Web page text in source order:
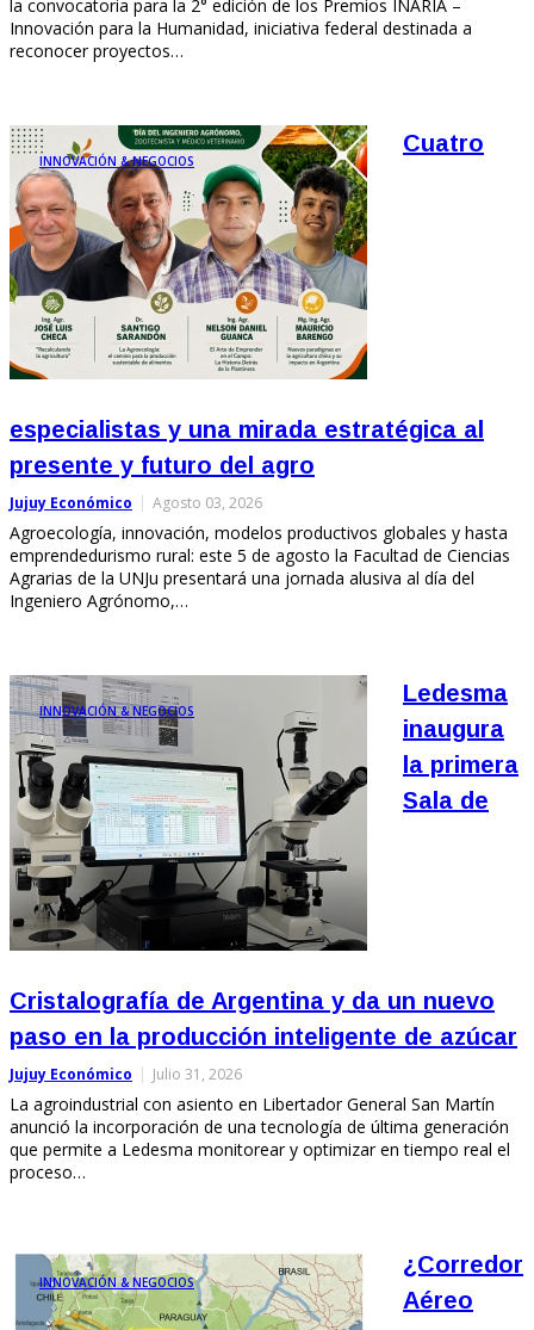
la convocatoria para la 2° edición de los Premios INARIA –
Innovación para la Humanidad, iniciativa federal destinada a
reconocer proyectos…
INNOVACIÓN & NEGOCIOS
Cuatro
especialistas y una mirada estratégica al
presente y futuro del agro
Jujuy Económico Agosto 03, 2026
Agroecología, innovación, modelos productivos globales y hasta
emprendedurismo rural: este 5 de agosto la Facultad de Ciencias
Agrarias de la UNJu presentará una jornada alusiva al día del
Ingeniero Agrónomo,…
INNOVACIÓN & NEGOCIOS
Ledesma
inaugura
la primera
Sala de
Cristalografía de Argentina y da un nuevo
paso en la producción inteligente de azúcar
Jujuy Económico Julio 31, 2026
La agroindustrial con asiento en Libertador General San Martín
anunció la incorporación de una tecnología de última generación
que permite a Ledesma monitorear y optimizar en tiempo real el
proceso…
INNOVACIÓN & NEGOCIOS
¿Corredor
Aéreo